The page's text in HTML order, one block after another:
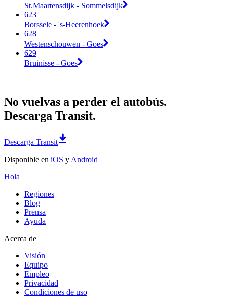
St.Maartensdijk - Sommelsdijk
623
Borssele - 's-Heerenhoek
628
Westenschouwen - Goes
629
Bruinisse - Goes
No vuelvas a perder el autobús.
Descarga Transit.
Descarga Transit
Disponible en iOS y Android
Hola
Regiones
Blog
Prensa
Ayuda
Acerca de
Visión
Equipo
Empleo
Privacidad
Condiciones de uso